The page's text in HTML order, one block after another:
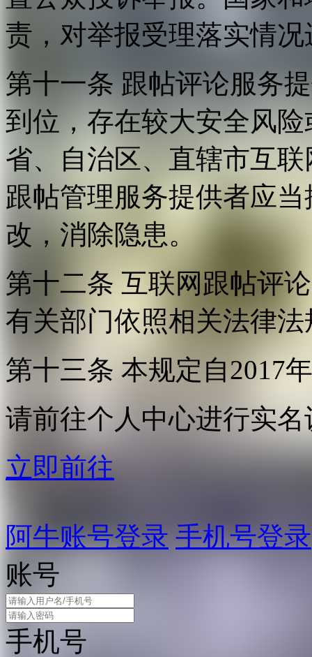
责，对举报受理落实情
第十一条 跟帖评论服务
到位，存在较大安全风
省、自治区、直辖市互
跟帖管理服务提供者应
改，消除隐患。
第十二条 互联网跟帖评
有关部门依照相关法律
第十三条 本规定自2017
请前往个人中心进行实名
立即前往
阿牛账号登录 手机号登录
账号
手机号